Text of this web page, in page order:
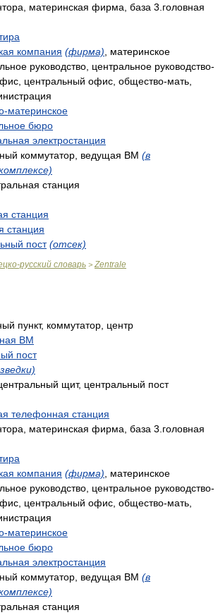
материнская фирма, база 3.головная
компания (фирма) , материнское
руководство, центральное руководство-
центральный офис, общество-мать,
материнское
бюро
электростанция
коммутатор, ведущая ВМ (в
станция
станция
станция
пост (отсек)
русский словарь > Zentrale
пункт, коммутатор, центр
ВМ
пост
щит, центральный пост
телефонная станция
материнская фирма, база 3.головная
компания (фирма) , материнское
руководство, центральное руководство-
центральный офис, общество-мать,
материнское
бюро
электростанция
коммутатор, ведущая ВМ (в
станция